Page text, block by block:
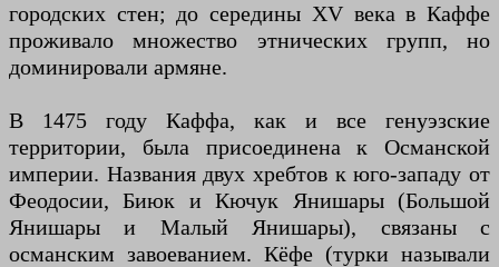
городских стен; до середины XV века в Каффе
проживало множество этнических групп, но
доминировали армяне.
В 1475 году Каффа, как и все генуэзские
территории, была присоединена к Османской
империи. Названия двух хребтов к юго-западу от
Феодосии, Биюк и Кючук Янишары (Большой
Янишары и Малый Янишары), связаны с
османским завоеванием. Кёфе (турки называли